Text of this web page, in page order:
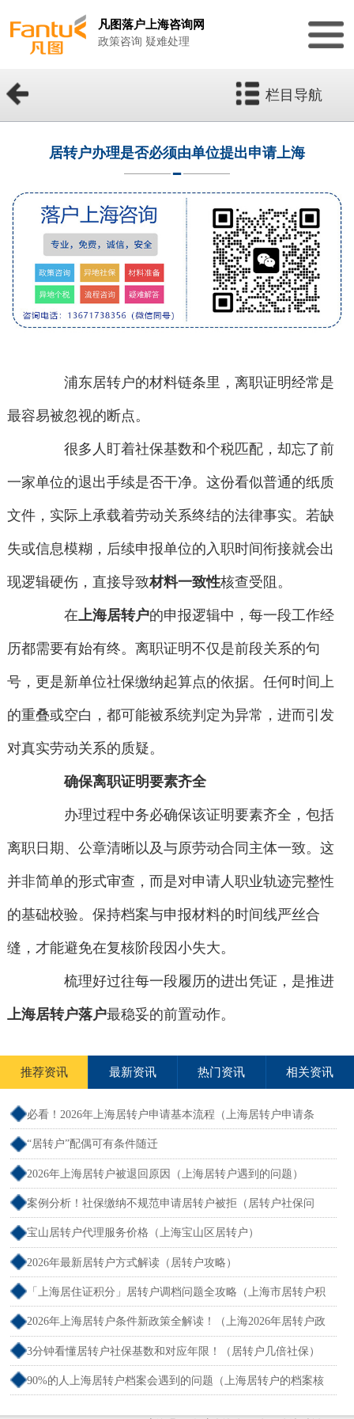
凡图落户上海咨询网
政策咨询 疑难处理
栏目导航
居转户办理是否必须由单位提出申请上海
浦东居转户的材料链条里，离职证明经常是
最容易被忽视的断点。
很多人盯着社保基数和个税匹配，却忘了前
一家单位的退出手续是否干净。这份看似普通的纸质
文件，实际上承载着劳动关系终结的法律事实。若缺
失或信息模糊，后续申报单位的入职时间衔接就会出
现逻辑硬伤，直接导致材料一致性核查受阻。
在上海居转户的申报逻辑中，每一段工作经
历都需要有始有终。离职证明不仅是前段关系的句
号，更是新单位社保缴纳起算点的依据。任何时间上
的重叠或空白，都可能被系统判定为异常，进而引发
对真实劳动关系的质疑。
确保离职证明要素齐全
办理过程中务必确保该证明要素齐全，包括
离职日期、公章清晰以及与原劳动合同主体一致。这
并非简单的形式审查，而是对申请人职业轨迹完整性
的基础校验。保持档案与申报材料的时间线严丝合
缝，才能避免在复核阶段因小失大。
梳理好过往每一段履历的进出凭证，是推进
上海居转户落户最稳妥的前置动作。
推荐资讯 最新资讯 热门资讯 相关资讯
必看！2026年上海居转户申请基本流程（上海居转户申请条
件）
“居转户”配偶可有条件随迁
2026年上海居转户被退回原因（上海居转户遇到的问题）
案例分析！社保缴纳不规范申请居转户被拒（居转户社保问
题）
宝山居转户代理服务价格（上海宝山区居转户）
2026年最新居转户方式解读（居转户攻略）
「上海居住证积分」居转户调档问题全攻略（上海市居转户积
分）
2026年上海居转户条件新政策全解读！（上海2026年居转户政
策）
3分钟看懂居转户社保基数和对应年限！（居转户几倍社保）
90%的人上海居转户档案会遇到的问题（上海居转户的档案核